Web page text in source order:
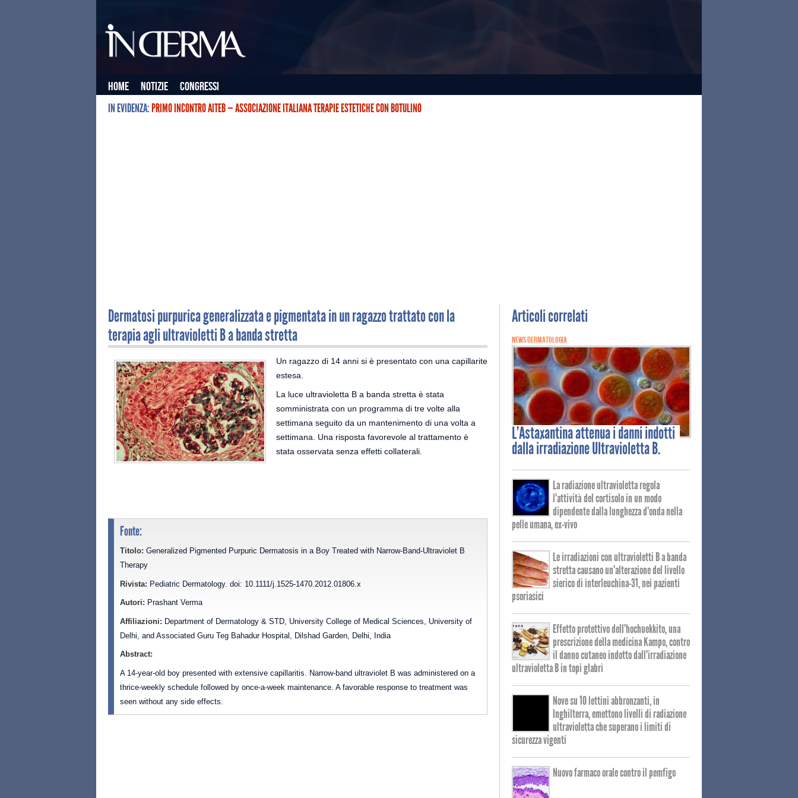
Home Notizie
Congressi
IN EVIDENZA:PRIMO INCONTRO AITEB — ASSOCIAZIONE ITALIANA TERAPIE ESTETICHE CON BOTULINO
Dermatosi purpurica generalizzata e pigmentata in un ragazzo trattato con la
terapia agli ultravioletti B a banda stretta
Un ragazzo di 14 anni si è presentato con una capillarite
estesa.
La luce ultravioletta B a banda stretta è stata
somministrata con un programma di tre volte alla
settimana seguito da un mantenimento di una volta a
settimana. Una risposta favorevole al trattamento è
stata osservata senza effetti collaterali.
Fonte:
Titolo: Generalized Pigmented Purpuric Dermatosis in a Boy Treated with Narrow-Band-Ultraviolet B
Therapy
Rivista: Pediatric Dermatology. doi: 10.1111/j.1525-1470.2012.01806.x
Autori: Prashant Verma
Affiliazioni: Department of Dermatology & STD, University College of Medical Sciences, University of
Delhi, and Associated Guru Teg Bahadur Hospital, Dilshad Garden, Delhi, India
Abstract:
A 14-year-old boy presented with extensive capillaritis. Narrow-band ultraviolet B was administered on a
thrice-weekly schedule followed by once-a-week maintenance. A favorable response to treatment was
seen without any side effects.
Articoli correlati
NEWS DERMATOLOGIA
L’Astaxantinaattenua i danni indotti
dalla irradiazione Ultravioletta B.
La radiazione ultravioletta regola
l'attività del cortisolo in un modo
dipendente dalla lunghezza d'onda nella
pelle umana, ex-vivo
Le irradiazioni con ultravioletti B a banda
stretta causano un'alterazione del livello
sierico di interleuchina-31, nei pazienti
psoriasici
Effetto protettivo dell'hochuekkito, una
prescrizione della medicina Kampo, contro
il danno cutaneo indotto dall'irradiazione
ultravioletta B in topi glabri
Nove su 10 lettini abbronzanti, in
Inghilterra, emettono livelli di radiazione
ultravioletta che superano i limiti di
sicurezza vigenti
Nuovo farmaco orale contro il pemfigo